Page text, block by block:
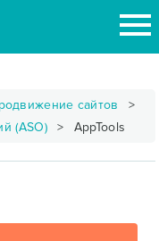
сайтов
(ASO)
AppTools